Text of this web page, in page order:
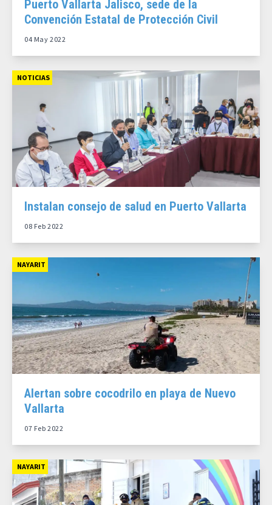
Puerto Vallarta Jalisco, sede de la
Convención Estatal de Protección Civil
04 May 2022
NOTICIAS
Instalan consejo de salud en Puerto Vallarta
08 Feb 2022
NAYARIT
Alertan sobre cocodrilo en playa de Nuevo
Vallarta
07 Feb 2022
NAYARIT